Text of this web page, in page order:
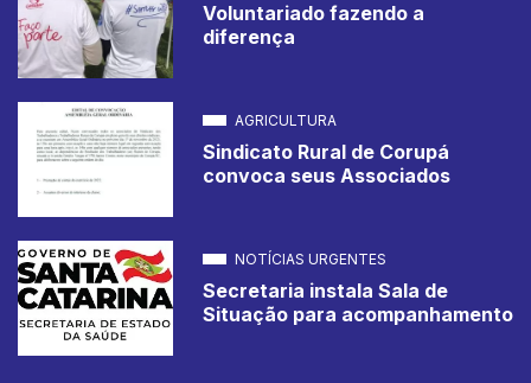
Voluntariado fazendo a
diferença
AGRICULTURA
Sindicato Rural de Corupá
convoca seus Associados
NOTÍCIAS URGENTES
Secretaria instala Sala de
Situação para acompanhamento